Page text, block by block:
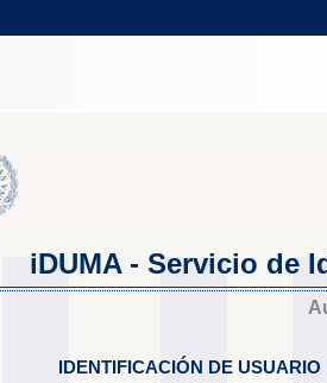
iDUMA - Servicio de
IDENTIFICACIÓN DE USUARIO